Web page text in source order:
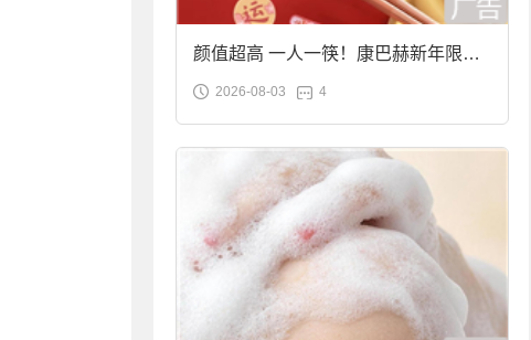
颜值超高 一人一筷！康巴赫新年限定
合金筷子大促：19.9元
2026-08-03 4